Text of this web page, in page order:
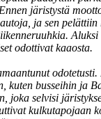
järistys­tä
ja sen pelät­ti­in
odot­ti­vat kaaosta.
kuten bus­sei­hin ja
joka selvisi
kulku­tapo­jaan